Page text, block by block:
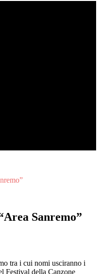
Sanremo”
tra i cui nomi usciranno i
Festival della Canzone